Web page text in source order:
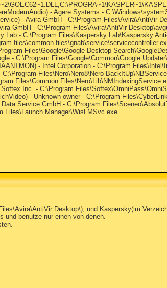
- Agere Systems -
- Avira GmbH - C:\Program Files\Avira\AntiVir
GmbH - C:\Program Files\Avira\AntiVir
Lab - C:\Program Files\Kaspersky Lab\Kaspersky
files\common
Files\Google\Google Desktop
- C:\Program Files\Google\Common\Google
- Intel Corporation - C:\Program
Files\Nero\Nero8\Nero
Files\Common
Inc. - C:\Program
- Unknown owner - C:\Program
Service GmbH - C:\Program
Files\Launch Manager\WisLMSvc.exe
Desktop\), und Kaspersky(im
und benutze nur einen von denen.